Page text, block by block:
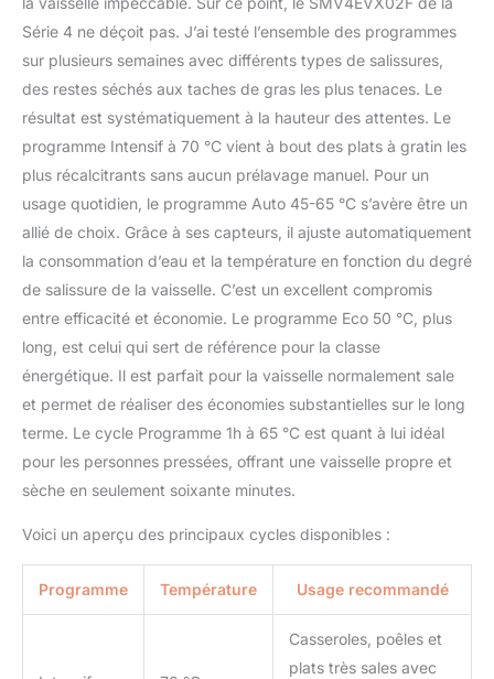
Série 4 ne déçoit pas. J’ai testé l’ensemble des programmes
sur plusieurs semaines avec différents types de salissures,
des restes séchés aux taches de gras les plus tenaces. Le
résultat est systématiquement à la hauteur des attentes. Le
programme Intensif à 70 °C vient à bout des plats à gratin les
plus récalcitrants sans aucun prélavage manuel. Pour un
usage quotidien, le programme Auto 45-65 °C s’avère être un
allié de choix. Grâce à ses capteurs, il ajuste automatiquement
la consommation d’eau et la température en fonction du degré
de salissure de la vaisselle. C’est un excellent compromis
entre efficacité et économie. Le programme Eco 50 °C, plus
long, est celui qui sert de référence pour la classe
énergétique. Il est parfait pour la vaisselle normalement sale
et permet de réaliser des économies substantielles sur le long
terme. Le cycle Programme 1h à 65 °C est quant à lui idéal
pour les personnes pressées, offrant une vaisselle propre et
sèche en seulement soixante minutes.
Voici un aperçu des principaux cycles disponibles :
Programme Température Usage recommandé
Casseroles, poêles et
plats très sales avec